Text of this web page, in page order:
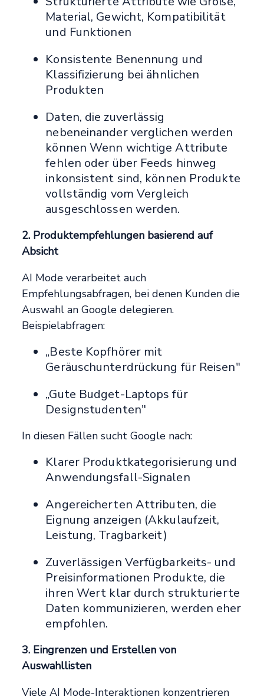
Material, Gewicht, Kompatibilität
und Funktionen
Konsistente Benennung und
Klassifizierung bei ähnlichen
Produkten
Daten, die zuverlässig
nebeneinander verglichen werden
können Wenn wichtige Attribute
fehlen oder über Feeds hinweg
inkonsistent sind, können Produkte
vollständig vom Vergleich
ausgeschlossen werden.
2. Produktempfehlungen basierend auf
Absicht
AI Mode verarbeitet auch
Empfehlungsabfragen, bei denen Kunden die
Auswahl an Google delegieren.
Beispielabfragen:
„Beste Kopfhörer mit
Geräuschunterdrückung für Reisen"
„Gute Budget-Laptops für
Designstudenten"
In diesen Fällen sucht Google nach:
Klarer Produktkategorisierung und
Anwendungsfall-Signalen
Angereicherten Attributen, die
Eignung anzeigen (Akkulaufzeit,
Leistung, Tragbarkeit)
Zuverlässigen Verfügbarkeits- und
Preisinformationen Produkte, die
ihren Wert klar durch strukturierte
Daten kommunizieren, werden eher
empfohlen.
3. Eingrenzen und Erstellen von
Auswahllisten
Viele AI Mode-Interaktionen konzentrieren